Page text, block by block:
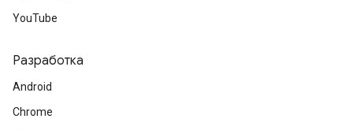
YouTube
Разработка
Android
Chrome